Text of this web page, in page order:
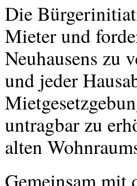
Die
Mieter und
Neuhausens zu
und jeder
untragbar zu
alten
Gemeinsam mit